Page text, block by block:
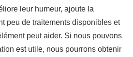
leur humeur, ajoute la
peu de traitements disponibles et
peut aider. Si nous pouvons
est utile, nous pourrons obtenir